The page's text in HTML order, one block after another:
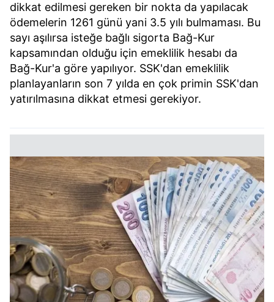
dikkat edilmesi gereken bir nokta da yapılacak
ödemelerin 1261 günü yani 3.5 yılı bulmaması. Bu
sayı aşılırsa isteğe bağlı sigorta Bağ-Kur
kapsamından olduğu için emeklilik hesabı da
Bağ-Kur'a göre yapılıyor. SSK'dan emeklilik
planlayanların son 7 yılda en çok primin SSK'dan
yatırılmasına dikkat etmesi gerekiyor.